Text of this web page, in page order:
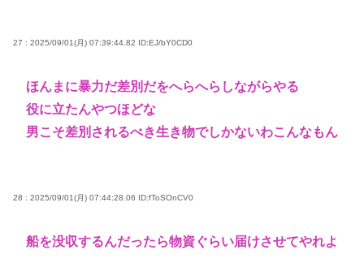
27 : 2025/09/01(月) 07:39:44.82 ID:EJ/bY0CD0
ほんまに暴力だ差別だをへらへらしながらやる
役に立たんやつほどな
男こそ差別されるべき生き物でしかないわこんなもん
28 : 2025/09/01(月) 07:44:28.06 ID:fToSOnCV0
船を没収するんだったら物資ぐらい届けさせてやれよ